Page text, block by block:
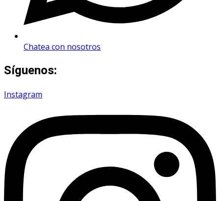
Chatea con nosotros
Síguenos:
Instagram